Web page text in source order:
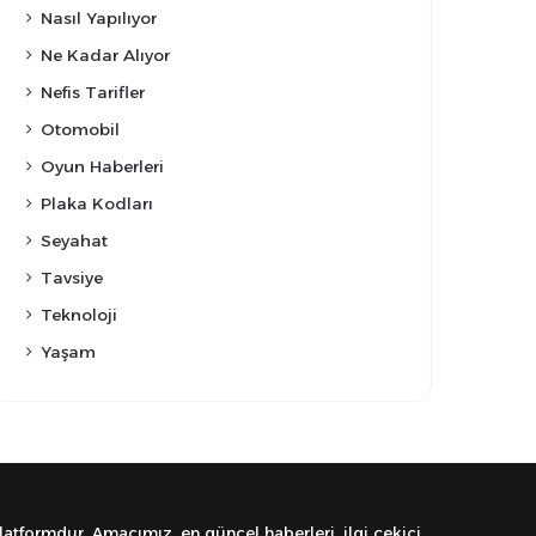
Nasıl Yapılıyor
Ne Kadar Alıyor
Nefis Tarifler
Otomobil
Oyun Haberleri
Plaka Kodları
Seyahat
Tavsiye
Teknoloji
Yaşam